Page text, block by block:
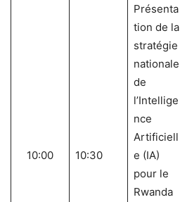
10:00 10:30
Présenta
tion de la
stratégie
nationale
de
l’Intellige
nce
Artificiell
e (IA)
pour le
Rwanda